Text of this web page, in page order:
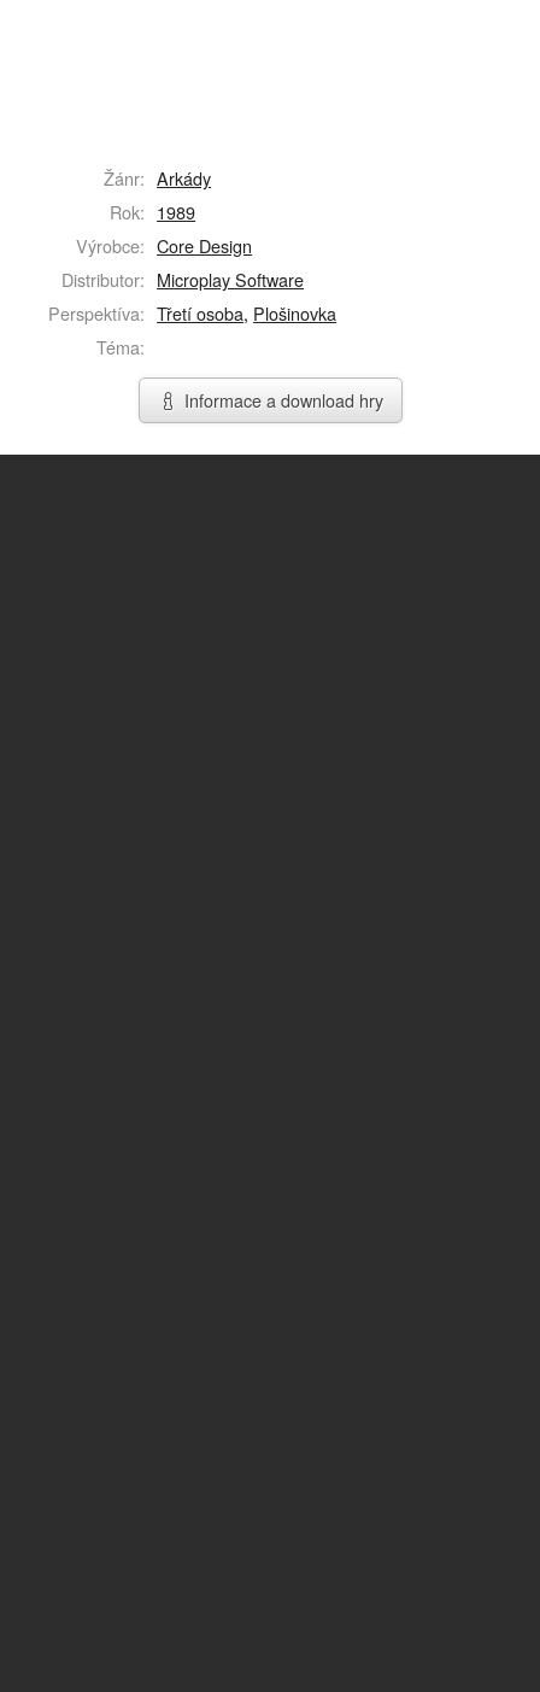
Žánr: Arkády
Rok: 1989
Výrobce: Core Design
Distributor: Microplay Software
Perspektíva: Třetí osoba, Plošinovka
Téma:
Informace a download hry